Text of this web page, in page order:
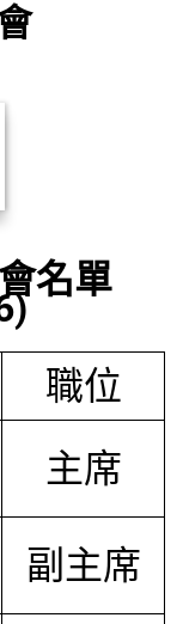
名單
職位
主席
副主席